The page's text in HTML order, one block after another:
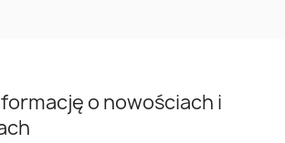
o nowościach i